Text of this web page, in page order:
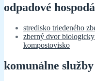
odpadové
stredisko triedeného
zberný dvor
kompostovisko
komunálne služby